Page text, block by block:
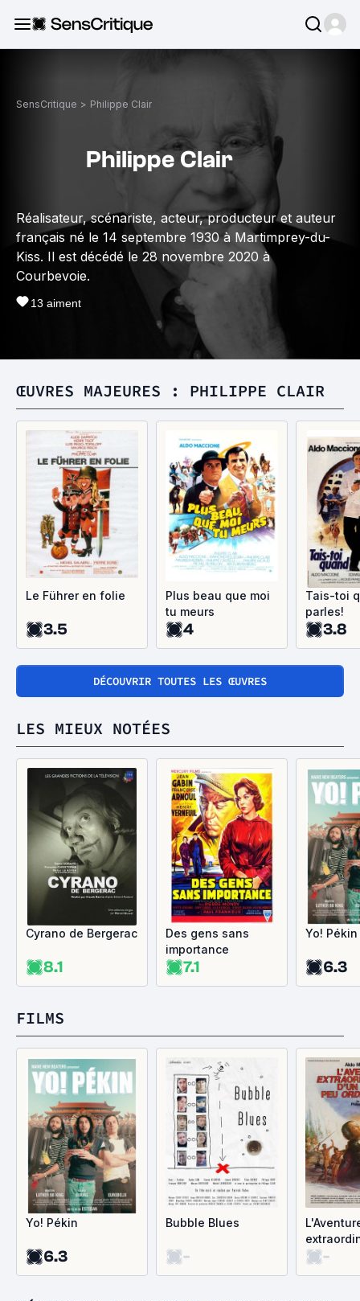
SensCritique > Philippe Clair
Philippe Clair
Réalisateur, scénariste, acteur, producteur et auteur
français né le 14 septembre 1930 à Martimprey-du-
Kiss. Il est décédé le 28 novembre 2020 à
Courbevoie.
13 aiment
ŒUVRES MAJEURES : PHILIPPE CLAIR
Le Führer en folie
3.5
Plus beau que moi
tu meurs
4
Tais-toi
parles!
3.8
DÉCOUVRIR TOUTES LES ŒUVRES
LES MIEUX NOTÉES
Cyrano de Bergerac
8.1
Des gens sans
importance
7.1
Yo! Pékin
6.3
FILMS
Yo! Pékin
6.3
Bubble Blues
-
papa
-